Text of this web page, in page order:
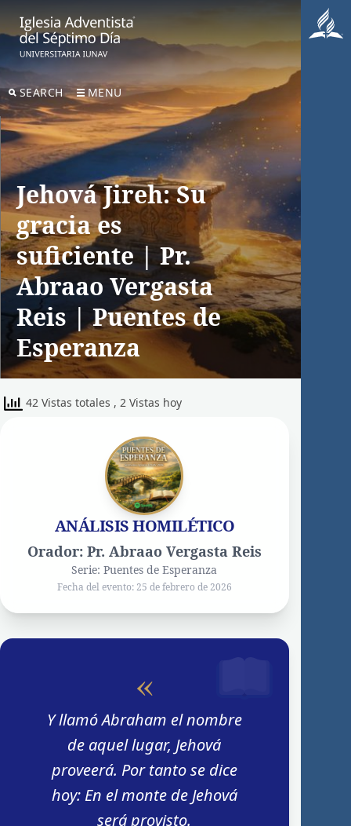
SEARCH MENU
Jehová Jireh: Su
gracia es
suficiente | Pr.
Abraao Vergasta
Reis | Puentes de
Esperanza
42 Vistas totales , 2 Vistas hoy
ANÁLISIS HOMILÉTICO
Orador: Pr. Abraao Vergasta Reis
Serie: Puentes de Esperanza
Fecha del evento: 25 de febrero de 2026
«
Y llamó Abraham el nombre
de aquel lugar, Jehová
proveerá. Por tanto se dice
hoy: En el monte de Jehová
será provisto.